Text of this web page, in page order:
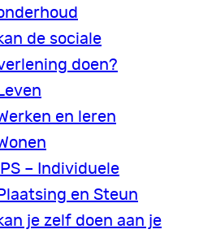
de sociale
doen?
en leren
IPS – Individuele
en Steun
je zelf doen aan je